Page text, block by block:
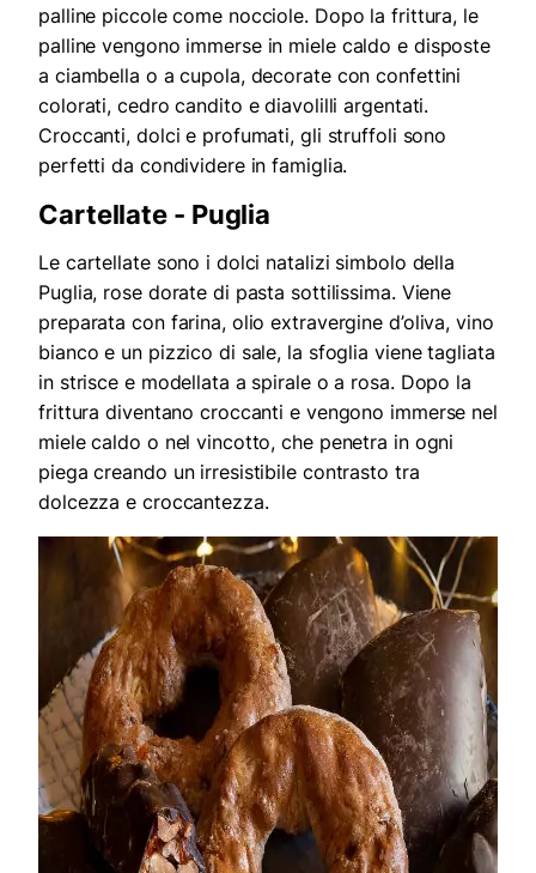
palline piccole come nocciole. Dopo la frittura, le
palline vengono immerse in miele caldo e disposte
a ciambella o a cupola, decorate con confettini
colorati, cedro candito e diavolilli argentati.
Croccanti, dolci e profumati, gli struffoli sono
perfetti da condividere in famiglia.
Cartellate - Puglia
Le cartellate sono i dolci natalizi simbolo della
Puglia, rose dorate di pasta sottilissima. Viene
preparata con farina, olio extravergine d’oliva, vino
bianco e un pizzico di sale, la sfoglia viene tagliata
in strisce e modellata a spirale o a rosa. Dopo la
frittura diventano croccanti e vengono immerse nel
miele caldo o nel vincotto, che penetra in ogni
piega creando un irresistibile contrasto tra
dolcezza e croccantezza.